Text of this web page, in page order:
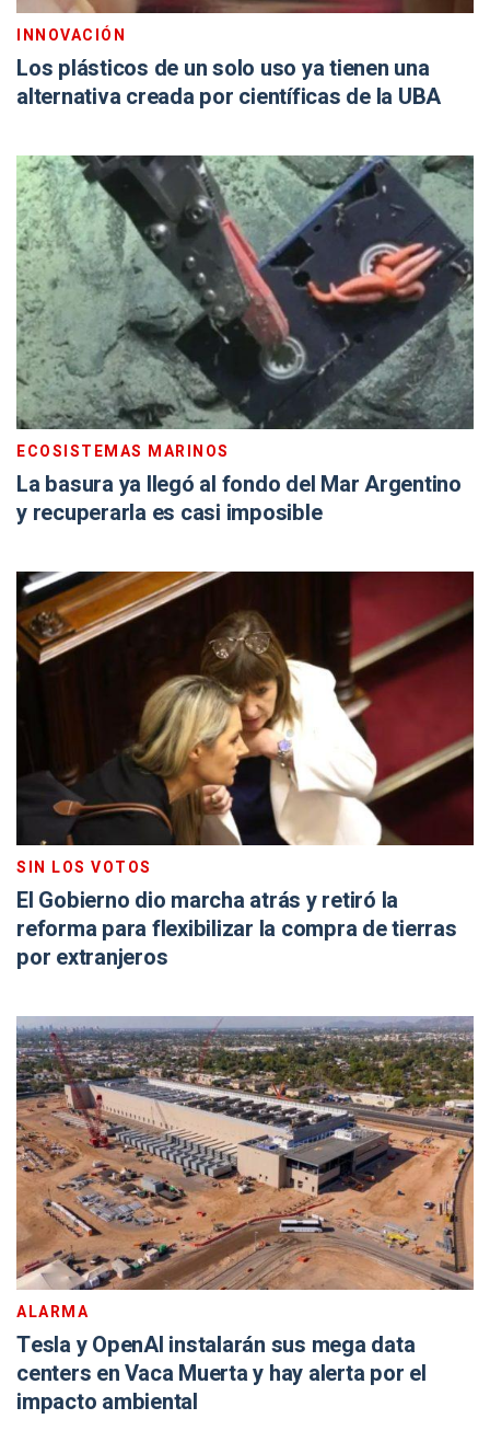
INNOVACIÓN
Los plásticos de un solo uso ya tienen una
alternativa creada por científicas de la UBA
ECOSISTEMAS MARINOS
La basura ya llegó al fondo del Mar Argentino
y recuperarla es casi imposible
SIN LOS VOTOS
El Gobierno dio marcha atrás y retiró la
reforma para flexibilizar la compra de tierras
por extranjeros
ALARMA
Tesla y OpenAI instalarán sus mega data
centers en Vaca Muerta y hay alerta por el
impacto ambiental